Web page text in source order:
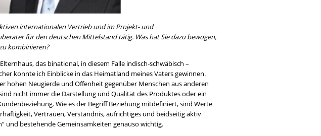
internationalen Vertrieb und im Projekt- und
für den deutschen Mittelstand tätig. Was hat Sie dazu bewogen,
kombinieren?
das binational, in diesem Falle indisch-schwäbisch –
konnte ich Einblicke in das Heimatland meines Vaters gewinnen.
hohen Neugierde und Offenheit gegenüber Menschen aus anderen
nicht immer die Darstellung und Qualität des Produktes oder ein
Wie es der Begriff Beziehung mitdefiniert, sind Werte
Vertrauen, Verständnis, aufrichtiges und beidseitig aktiv
und bestehende Gemeinsamkeiten genauso wichtig.